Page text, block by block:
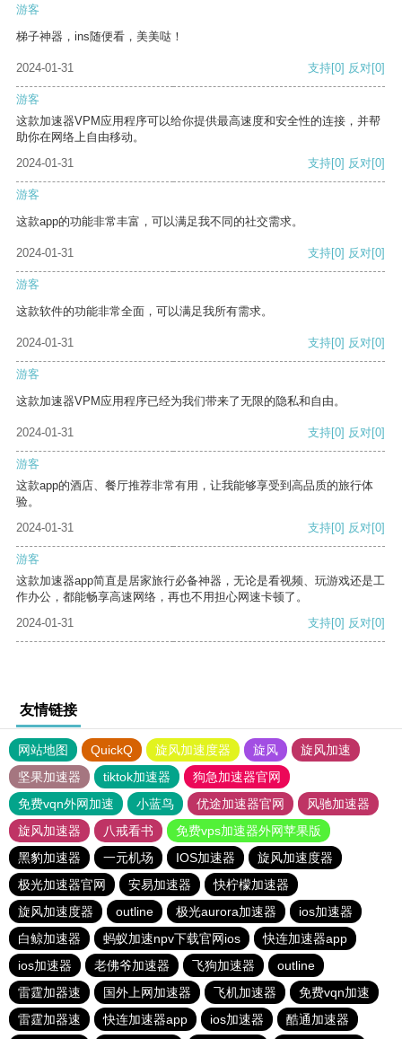
游客
梯子神器，ins随便看，美美哒！
2024-01-31 支持[0] 反对[0]
游客
这款加速器VPM应用程序可以给你提供最高速度和安全性的连接，并帮
助你在网络上自由移动。
2024-01-31
支持[0] 反对[0]
游客
这款app的功能非常丰富，可以满足我不同的社交需求。
2024-01-31 支持[0] 反对[0]
游客
这款软件的功能非常全面，可以满足我所有需求。
2024-01-31 支持[0] 反对[0]
游客
这款加速器VPM应用程序已经为我们带来了无限的隐私和自由。
2024-01-31 支持[0] 反对[0]
游客
这款app的酒店、餐厅推荐非常有用，让我能够享受到高品质的旅行体
验。
2024-01-31
支持[0] 反对[0]
游客
这款加速器app简直是居家旅行必备神器，无论是看视频、玩游戏还是工
作办公，都能畅享高速网络，再也不用担心网速卡顿了。
2024-01-31
支持[0] 反对[0]
友情链接
网站地图 QuickQ 旋风加速度器 旋风
旋风加速
坚果加速器
tiktok加速器
狗急加速器官网
免费vqn外网加速
小蓝鸟 优途加速器官网
风驰加速器
旋风加速器
八戒看书
免费vps加速器外网苹果版
黑豹加速器
一元机场 IOS加速器
旋风加速度器
极光加速器官网
安易加速器
快柠檬加速器
旋风加速度器
outline 极光aurora加速器
ios加速器
白鲸加速器
蚂蚁加速npv下载官网ios
快连加速器app
ios加速器
老佛爷加速器 飞狗加速器
outline
雷霆加器速
国外上网加速器 飞机加速器
免费vqn加速
雷霆加器速
快连加速器app ios加速器 酷通加速器